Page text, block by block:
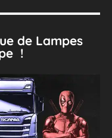
de Lampes
!